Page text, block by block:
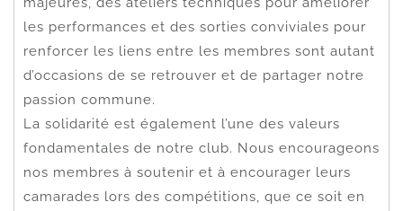
les performances et des sorties conviviales pour
renforcer les liens entre les membres sont autant
d’occasions de se retrouver et de partager notre
passion commune.
La solidarité est également l’une des valeurs
fondamentales de notre club. Nous encourageons
nos membres à soutenir et à encourager leurs
camarades lors des compétitions, que ce soit en